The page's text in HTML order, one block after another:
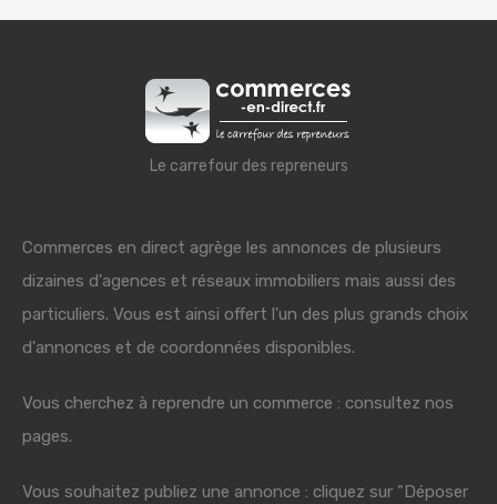
Le carrefour des repreneurs
Commerces en direct agrège les annonces de plusieurs
dizaines d'agences et réseaux immobiliers mais aussi des
particuliers. Vous est ainsi offert l'un des plus grands choix
d'annonces et de coordonnées disponibles.
Vous cherchez à reprendre un commerce : consultez nos
pages.
Vous souhaitez publiez une annonce : cliquez sur "Déposer